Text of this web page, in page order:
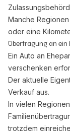
Manche
oder eine
Übertragung an
Ein Auto an
verschenken
Der aktuelle
Verkauf aus.
In vielen
trotzdem